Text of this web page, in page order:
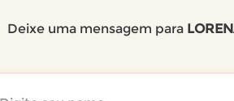
Deixe uma mensagem para